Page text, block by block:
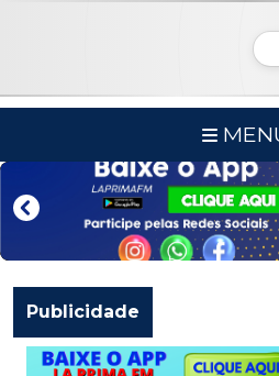
Publicidade